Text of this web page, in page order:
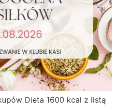
Dieta 1600 kcal z listą